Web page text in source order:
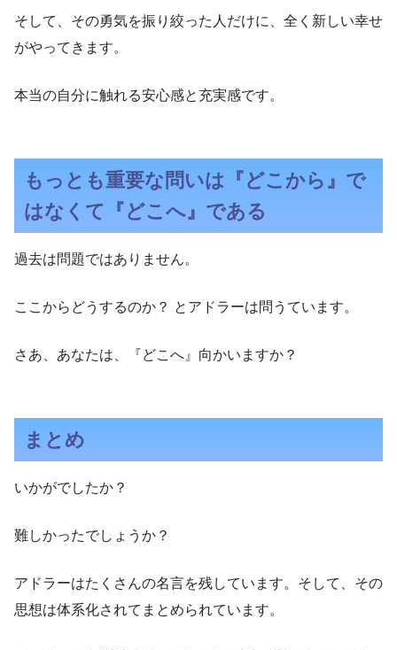
そして、その勇気を振り絞った人だけに、全く新しい幸せ
がやってきます。
本当の自分に触れる安心感と充実感です。
もっとも重要な問いは『どこから』で
はなくて『どこへ』である
過去は問題ではありません。
ここからどうするのか？ とアドラーは問うています。
さあ、あなたは、『どこへ』向かいますか？
まとめ
いかがでしたか？
難しかったでしょうか？
アドラーはたくさんの名言を残しています。そして、その
思想は体系化されてまとめられています。